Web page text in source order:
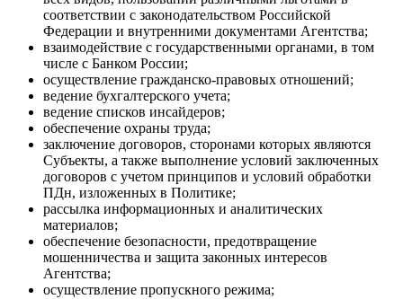
соответствии с законодательством Российской
Федерации и внутренними документами Агентства;
взаимодействие с государственными органами, в том
числе с Банком России;
осуществление гражданско-правовых отношений;
ведение бухгалтерского учета;
ведение списков инсайдеров;
обеспечение охраны труда;
заключение договоров, сторонами которых являются
Субъекты, а также выполнение условий заключенных
договоров с учетом принципов и условий обработки
ПДн, изложенных в Политике;
рассылка информационных и аналитических
материалов;
обеспечение безопасности, предотвращение
мошенничества и защита законных интересов
Агентства;
осуществление пропускного режима;